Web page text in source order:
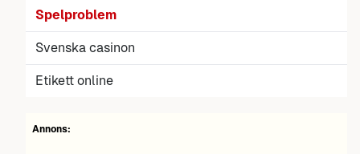
Spelproblem
Svenska casinon
Etikett online
Annons: